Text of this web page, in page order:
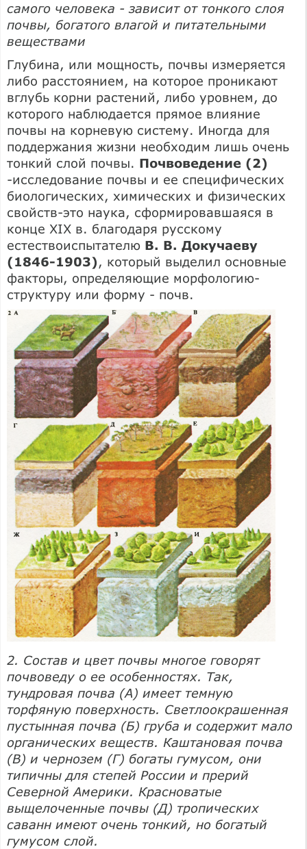
самого человека - зависит от тонкого слоя
почвы, богатого влагой и питательными
веществами
Глубина, или мощность, почвы измеряется
либо расстоянием, на которое проникают
вглубь корни растений, либо уровнем, до
которого наблюдается прямое влияние
почвы на корневую систему. Иногда для
поддержания жизни необходим лишь очень
тонкий слой почвы. Почвоведение (2)
-исследование почвы и ее специфических
биологических, химических и физических
свойств-это наука, сформировавшаяся в
конце XIX в. благодаря русскому
естествоиспытателю В. В. Докучаеву
(1846-1903), который выделил основные
факторы, определяющие морфологию-
структуру или форму - почв.
2. Состав и цвет почвы многое говорят
почвоведу о ее особенностях. Так,
тундровая почва (А) имеет темную
торфяную поверхность. Светлоокрашенная
пустынная почва (Б) груба и содержит мало
органических веществ. Каштановая почва
(В) и чернозем (Г) богаты гумусом, они
типичны для степей России и прерий
Северной Америки. Красноватые
выщелоченные почвы (Д) тропических
саванн имеют очень тонкий, но богатый
гумусом слой.